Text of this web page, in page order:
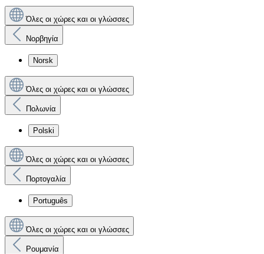
Όλες οι χώρες και οι γλώσσες
Νορβηγία
Norsk
Όλες οι χώρες και οι γλώσσες
Πολωνία
Polski
Όλες οι χώρες και οι γλώσσες
Πορτογαλία
Português
Όλες οι χώρες και οι γλώσσες
Ρουμανία